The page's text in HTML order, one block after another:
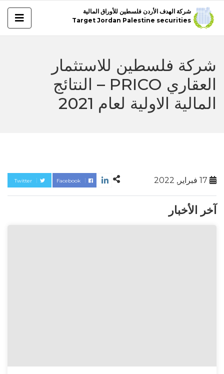
شركة الهدف الأردن فلسطين للأوراق المالية
Target Jordan Palestine securities
شركة فلسطين للاستثمار
العقاري PRICO – النتائج
المالية الاولية لعام 2021
Twitter Facebook
آخر الأخبار